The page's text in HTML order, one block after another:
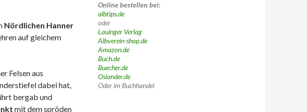
Nördlichen Hanner
auf gleichem
Felsen aus
dabei hat,
bergab und
mit dem spröden
Online bestellen bei:
albtips.de
oder
Lauinger Verlag
Albverein-shop.de
Amazon.de
Buch.de
Buecher.de
Osiander.de
Oder im Buchhandel